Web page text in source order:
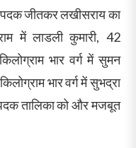
पदक जीतकर लखीसराय का
में लाडली कुमारी, 42
भार वर्ग में सुमन
भार वर्ग में सुभद्रा
तालिका को और मजबूत